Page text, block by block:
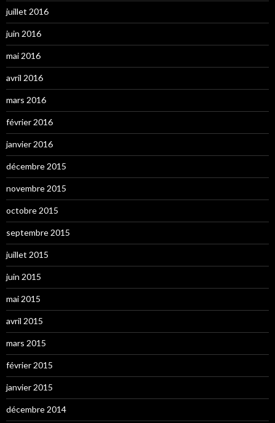
juillet 2016
juin 2016
mai 2016
avril 2016
mars 2016
février 2016
janvier 2016
décembre 2015
novembre 2015
octobre 2015
septembre 2015
juillet 2015
juin 2015
mai 2015
avril 2015
mars 2015
février 2015
janvier 2015
décembre 2014